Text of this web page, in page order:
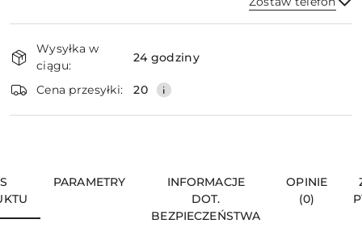
i
dostawa
Wysyłka w
ciągu:
24 godziny
Cena przesyłki: 20
PARAMETRY
INFORMACJE
DOT.
BEZPIECZEŃSTWA
OPINIE
(0)